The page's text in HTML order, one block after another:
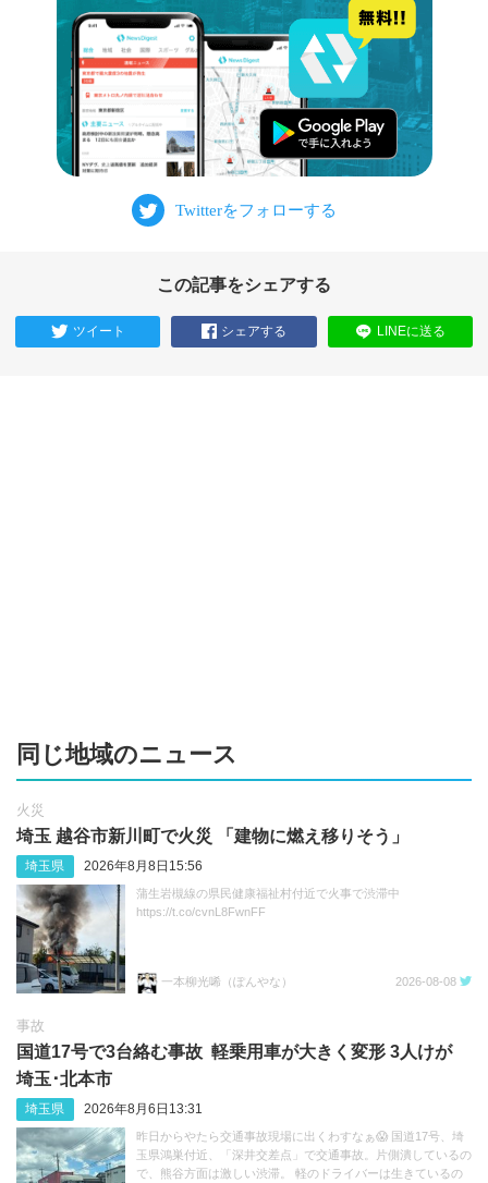
この記事をシェアする
ツイート シェアする LINEに送る
同じ地域のニュース
火災
埼玉 越谷市新川町で火災 「建物に燃え移りそう」
埼玉県 2026年8月8日15:56
蒲生岩槻線の県民健康福祉村付近で火事で渋滞中
https://t.co/cvnL8FwnFF
一本柳光唏（ぽんやな） 2026-08-08
事故
国道17号で3台絡む事故 軽乗用車が大きく変形 3人けが
埼玉･北本市
埼玉県 2026年8月6日13:31
昨日からやたら交通事故現場に出くわすなぁ😱 国道17号、埼
玉県鴻巣付近、「深井交差点」で交通事故。片側潰しているの
で、熊谷方面は激しい渋滞。 軽のドライバーは生きているの